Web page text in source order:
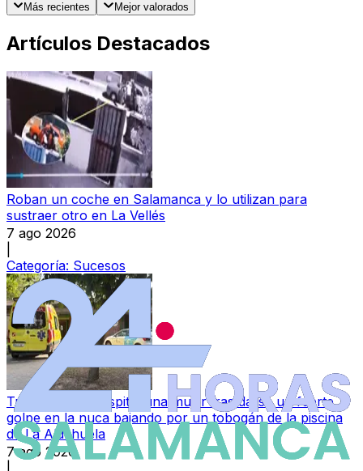
Más recientes
Mejor valorados
Artículos Destacados
Roban un coche en Salamanca y lo utilizan para
sustraer otro en La Vellés
7 ago 2026
Categoría: Sucesos
Trasladada al hospital una mujer tras darse un fuerte
golpe en la nuca bajando por un tobogán de la piscina
de La Aldehuela
7 ago 2026